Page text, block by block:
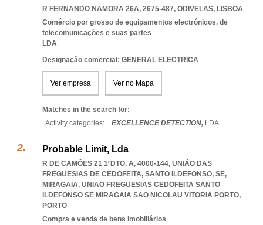
R FERNANDO NAMORA 26A, 2675-487, ODIVELAS, LISBOA
Comércio por grosso de equipamentos electrónicos, de
telecomunicações e suas partes
LDA
Designação comercial: GENERAL ELECTRICA
Ver empresa Ver no Mapa
Matches in the search for:
Activity categories: ...EXCELLENCE DETECTION, LDA...
Probable Limit, Lda
R DE CAMÕES 21 1ºDTO. A, 4000-144, UNIÃO DAS
FREGUESIAS DE CEDOFEITA, SANTO ILDEFONSO, SE,
MIRAGAIA, UNIAO FREGUESIAS CEDOFEITA SANTO
ILDEFONSO SE MIRAGAIA SAO NICOLAU VITORIA PORTO,
PORTO
Compra e venda de bens imobiliários